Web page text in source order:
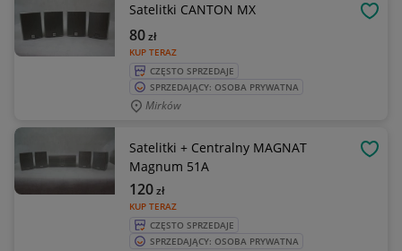
Satelitki CANTON MX
KUP TERAZ
80zł
CZĘSTO SPRZEDAJE
SPRZEDAJĄCY: OSOBA PRYWATNA
Mirków
Satelitki + Centralny MAGNAT
Magnum 51A
KUP TERAZ
120zł
CZĘSTO SPRZEDAJE
SPRZEDAJĄCY: OSOBA PRYWATNA